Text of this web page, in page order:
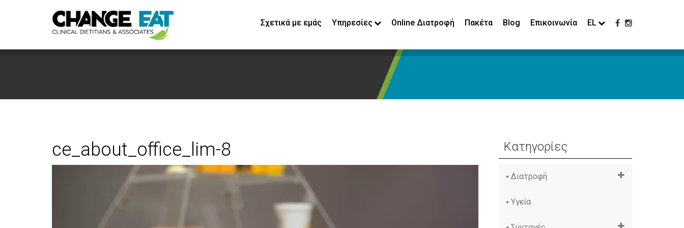
Σχετικά με εμάς Υπηρεσίες Online Διατροφή Πακέτα Blog Επικοινωνία EL
ce_about_office_lim-8 Κατηγορίες
Διατροφή
Υγεία